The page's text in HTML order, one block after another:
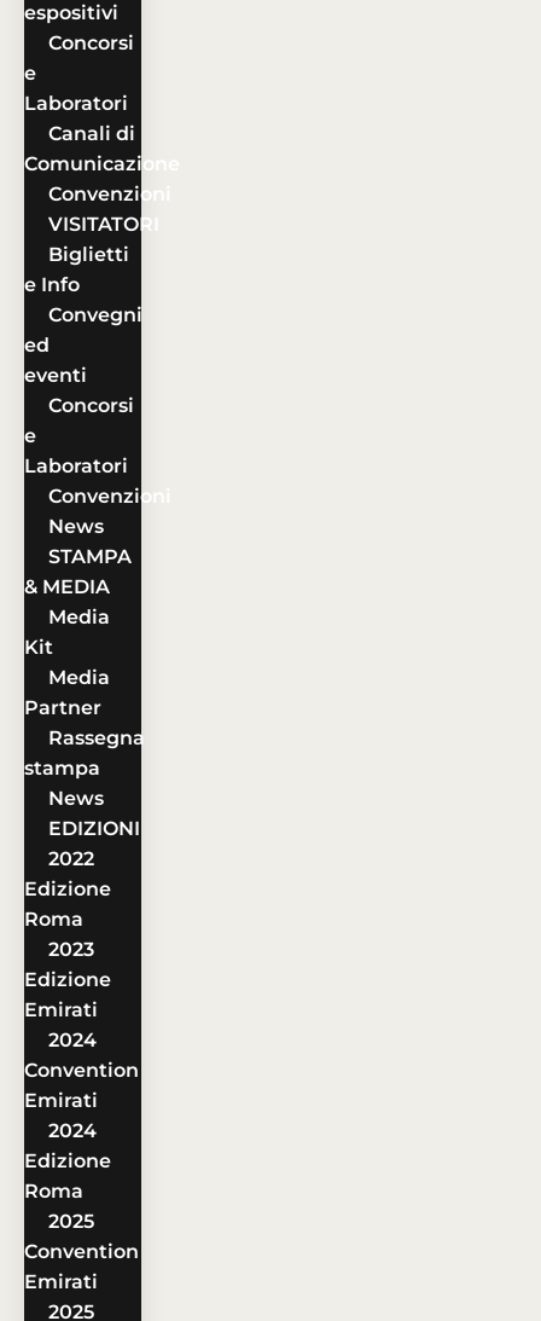
espositivi
Concorsi
e
Laboratori
Canali di
Comunicazione
Convenzioni
VISITATORI
Biglietti
e Info
Convegni
ed
eventi
Concorsi
e
Laboratori
Convenzioni
News
STAMPA
& MEDIA
Media
Kit
Media
Partner
Rassegna
stampa
News
EDIZIONI
2022
Edizione
Roma
2023
Edizione
Emirati
2024
Convention
Emirati
2024
Edizione
Roma
2025
Convention
Emirati
2025